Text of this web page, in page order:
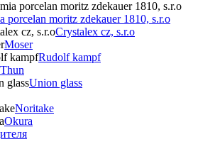
porcelan moritz zdekauer 1810, s.r.o
Crystalex cz, s.r.o
Moser
Rudolf kampf
Thun
Union glass
Noritake
Okura